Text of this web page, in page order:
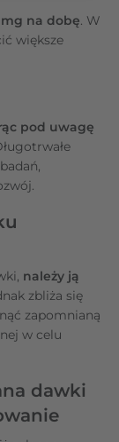
na dobę. W
większe
pod uwagę
należy ją
zbliża się
zapomnianą
w celu
dawki